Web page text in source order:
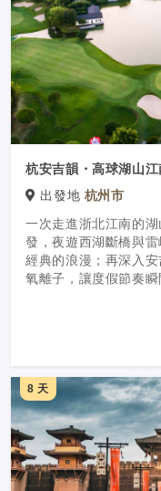
杭安吉韻・高球湖山
出發地 杭州市
一次走進浙北江南的
發，夜遊西湖斷橋與
經典的浪漫；再深入
氧離子，讓度假節奏瞬
8 天